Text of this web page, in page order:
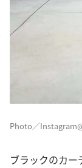
Photo／
ブラックのカ